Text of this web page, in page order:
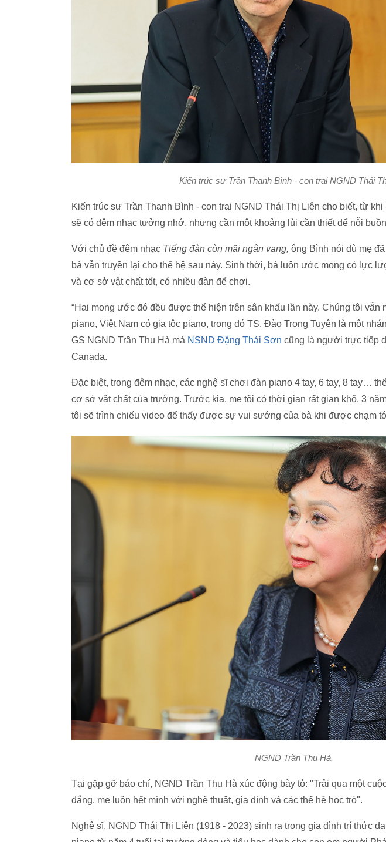
Kiến trúc sư Trần Thanh Bình - con trai NGND Thái
Kiến trúc sư Trần Thanh Bình - con trai NGND Thái Thị Liên cho biết, từ
sẽ có đêm nhạc tưởng nhớ, nhưng cần một khoảng lùi cần thiết để nỗi
Với chủ đề đêm nhạc Tiếng đàn còn mãi ngân vang, ông Bình nói dù mẹ
bà vẫn truyền lại cho thế hệ sau này. Sinh thời, bà luôn ước mong có lực
và cơ sở vật chất tốt, có nhiều đàn để chơi.
“Hai mong ước đó đều được thể hiện trên sân khấu lần này. Chúng tôi vẫn
piano, Việt Nam có gia tộc piano, trong đó TS. Đào Trọng Tuyên là một
GS NGND Trần Thu Hà mà NSND Đặng Thái Sơn cũng là người trực tiếp
Canada.
Đặc biệt, trong đêm nhạc, các nghệ sĩ chơi đàn piano 4 tay, 6 tay, 8 tay…
cơ sở vật chất của trường. Trước kia, mẹ tôi có thời gian rất gian khổ, 3
tôi sẽ trình chiếu video để thấy được sự vui sướng của bà khi được chạm
NGND Trần Thu Hà.
Tại gặp gỡ báo chí, NGND Trần Thu Hà xúc động bày tỏ: "Trải qua một
đắng, mẹ luôn hết mình với nghệ thuật, gia đình và các thế hệ học trò".
Nghệ sĩ, NGND Thái Thị Liên (1918 - 2023) sinh ra trong gia đình trí thức